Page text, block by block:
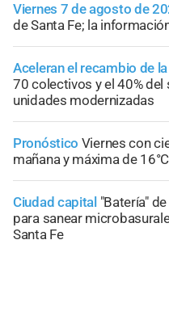
Viernes 7 de agosto de
de Santa Fe; la
Aceleran el recambio de
70 colectivos y el 40%
unidades modernizadas
Pronóstico Viernes con
mañana y máxima de
Ciudad capital "Batería"
para sanear
Santa Fe